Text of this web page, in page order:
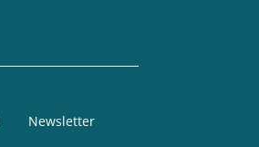
Newsletter